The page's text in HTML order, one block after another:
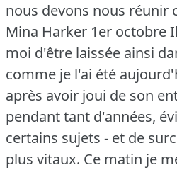
nous devons nous réunir
Mina Harker 1er octobre
moi d'être laissée ainsi
comme je l'ai été
après avoir joui de son
pendant tant d'années,
certains sujets - et de
plus vitaux. Ce matin je